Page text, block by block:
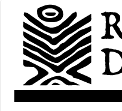
Navegação
Principal
Conteúdo
principal
Barra
Lateral